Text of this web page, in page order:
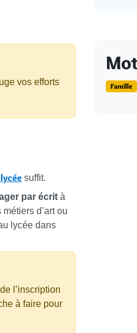
vos efforts
suffit.
par écrit à
d’art ou
lycée dans
l’inscription
à faire pour
Famille